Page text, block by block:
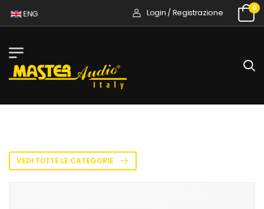
ENG Login / Registrazione 0
VEDI TUTTE LE CATEGORIE